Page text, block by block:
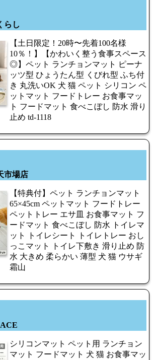
らし
【土日限定！20時〜先着100名様
10％！】【かわいく整う食事スペース
◎】ペット ランチョンマット ピーナ
ッツ型 ひょうたん型 くびれ型 ふち付
き 丸洗いOK 犬 猫 ペット シリコン ペ
ットマット フードトレー お食事マッ
ト フードマット 食べこぼし 防水 滑り
止め td-1118
市場店
【特典付】ペット ランチョンマット
65×45cm ペットマット フードトレー
ペットトレー エサ皿 お食事マット フ
ードマット 食べこぼし 防水 トイレマ
ット トイレシート トイレトレー おし
っこマット トイレ下敷き 滑り止め 防
水 大きめ 柔らかい 薄型 犬 猫 ウサギ
霜山
シリコンマット ペット用 ランチョン
マット フードマット 犬 猫 お食事マッ